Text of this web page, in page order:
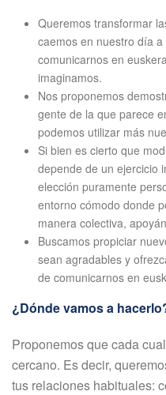
Queremos transformar
caemos en nuestro día
comunicarnos en
imaginamos.
Nos proponemos
gente de la que parece
podemos utilizar más
Si bien es cierto que
depende de un ejercicio
elección puramente
entorno cómodo donde
manera colectiva,
Buscamos propiciar
sean agradables y
de comunicarnos en
¿Dónde vamos a
Proponemos que cada
cercano. Es decir,
tus relaciones habituales: